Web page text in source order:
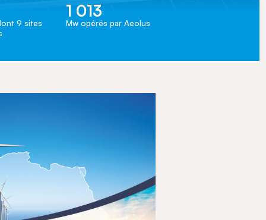
9 sites
1 013
Mw opérés par Aeolus